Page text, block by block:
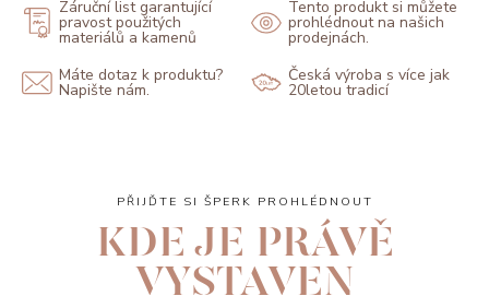
Záruční list garantující
pravost použitých
materiálů a kamenů
Tento produkt si můžete
prohlédnout na našich
prodejnách.
Máte dotaz k produktu?
Napište nám.
Česká výroba s více jak
20letou tradicí
PŘIJĎTE SI ŠPERK PROHLÉDNOUT
KDE JE PRÁVĚ
VYSTAVEN